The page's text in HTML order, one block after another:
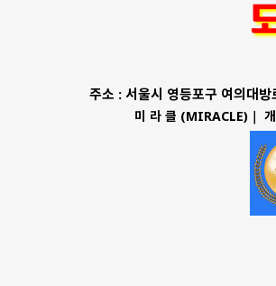
주소 : 서울시 영등포구 여의대
미 라 클 (MIRACLE)｜